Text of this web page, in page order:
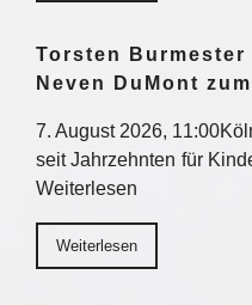
Torsten
Neven DuMont
7. August 2026,
seit Jahrzehnten für
Weiterlesen
Weiterlesen